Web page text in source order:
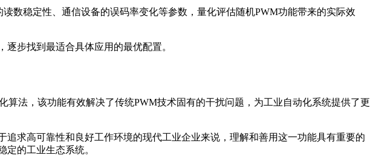
数稳定性、通信设备的误码率变化等参数，量化评估随机PWM功能带来的实际效
步找到最适合具体应用的最优配置。
法，该功能有效解决了传统PWM技术固有的干扰问题，为工业自动化系统提供了更
求高可靠性和良好工作环境的现代工业企业来说，理解和善用这一功能具有重要的
的工业生态系统。